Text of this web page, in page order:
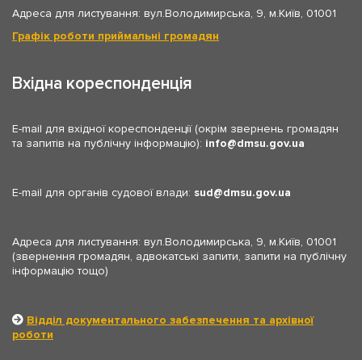
Адреса для листування: вул.Володимирська, 9, м.Київ, 01001
Графік роботи приймальні громадян
Вхідна кореспонденція
E-mail для вхідної кореспонденції (окрім звернень громадян
та запитів на публічну інформацію): info dmsu.gov.ua
E-mail для органів судової влади: sud dmsu.gov.ua
Адреса для листування: вул.Володимирська, 9, м.Київ, 01001
(звернення громадян, адвокатські запити, запити на публічну
інформацію тощо)
Відділ документального забезпечення та архівної
роботи